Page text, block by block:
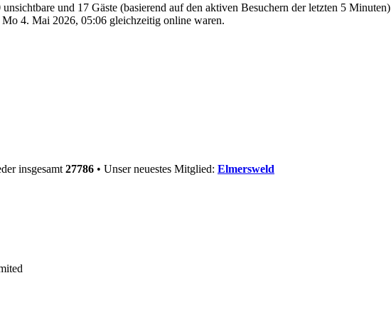
und 17 Gäste (basierend auf den aktiven Besuchern der letzten 5 Minuten)
Mo 4. Mai 2026, 05:06 gleichzeitig online waren.
insgesamt 27786 • Unser neuestes Mitglied: Elmersweld